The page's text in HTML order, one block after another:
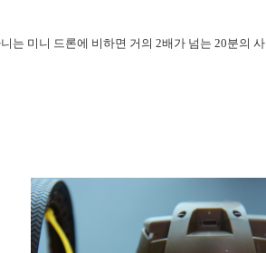
는 미니 드론에 비하면 거의 2배가 넘는 20분의